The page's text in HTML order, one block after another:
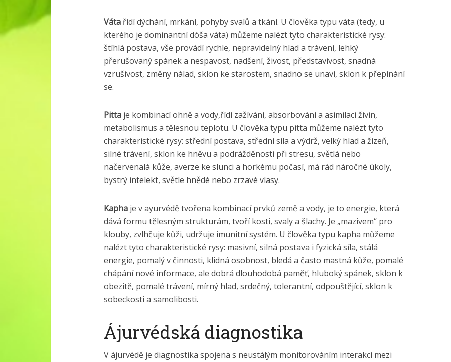
Váta řídí dýchání, mrkání, pohyby svalů a tkání. U člověka typu váta (tedy, u
kterého je dominantní dóša váta) můžeme nalézt tyto charakteristické rysy:
štíhlá postava, vše provádí rychle, nepravidelný hlad a trávení, lehký
přerušovaný spánek a nespavost, nadšení, živost, představivost, snadná
vzrušivost, změny nálad, sklon ke starostem, snadno se unaví, sklon k přepínání
se.
Pitta je kombinací ohně a vody,řídí zažívání, absorbování a asimilaci živin,
metabolismus a tělesnou teplotu. U člověka typu pitta můžeme nalézt tyto
charakteristické rysy: střední postava, střední síla a výdrž, velký hlad a žízeň,
silné trávení, sklon ke hněvu a podrážděnosti při stresu, světlá nebo
načervenalá kůže, averze ke slunci a horkému počasí, má rád náročné úkoly,
bystrý intelekt, světle hnědé nebo zrzavé vlasy.
Kapha je v ayurvédě tvořena kombinací prvků země a vody, je to energie, která
dává formu tělesným strukturám, tvoří kosti, svaly a šlachy. Je „mazivem“ pro
klouby, zvlhčuje kůži, udržuje imunitní systém. U člověka typu kapha můžeme
nalézt tyto charakteristické rysy: masivní, silná postava i fyzická síla, stálá
energie, pomalý v činnosti, klidná osobnost, bledá a často mastná kůže, pomalé
chápání nové informace, ale dobrá dlouhodobá paměť, hluboký spánek, sklon k
obezitě, pomalé trávení, mírný hlad, srdečný, tolerantní, odpouštějící, sklon k
sobeckosti a samolibosti.
Ájurvédská diagnostika
V ájurvédě je diagnostika spojena s neustálým monitorováním interakcí mezi